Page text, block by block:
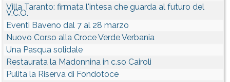
Villa Taranto: firmata l'intesa che guarda al futuro del
V.C.O.
Eventi Baveno dal 7 al 28 marzo
Nuovo Corso alla Croce Verde Verbania
Una Pasqua solidale
Restaurata la Madonnina in c.so Cairoli
Pulita la Riserva di Fondotoce